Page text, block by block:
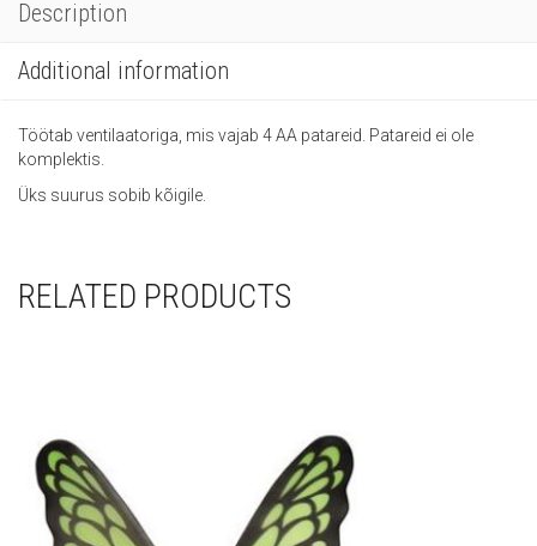
Description
Additional information
Töötab ventilaatoriga, mis vajab 4 AA patareid. Patareid ei ole
komplektis.
Üks suurus sobib kõigile.
RELATED PRODUCTS